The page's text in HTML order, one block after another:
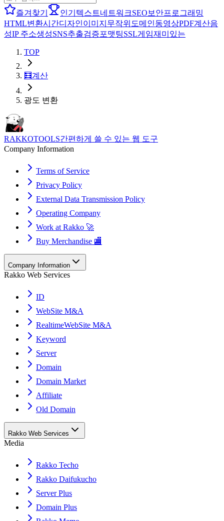
즐겨찾기 인기 텍스트네트워크SEO 보안프로그래밍
HTML변환시간디자인이미지 무작위 도메인동영상PDF계산음
성IP 주소생성SNS추출검증포맷팅SSL게임재미있는
TOP
🧮계산
광도 변환
RAKKOTOOLS간편하게 쓸 수 있는 웹 도구
Company Information
Terms of Service
Privacy Policy
External Data Transmission Policy
Operating Company
Work at Rakko 🚀
Buy Merchandise 🏬
Company Information
Rakko Web Services
ID
WebSite M&A
RealtimeWebSite M&A
Keyword
Server
Domain
Domain Market
Affiliate
Old Domain
Rakko Web Services
Media
Rakko Techo
Rakko Daifukucho
Server Plus
Domain Plus